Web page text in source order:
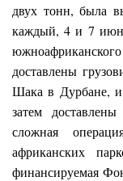
двух тонн, была
каждый, 4 и 7
доставлены
Шака в Дурбане, и
затем
сложная
африканских
финансируемая